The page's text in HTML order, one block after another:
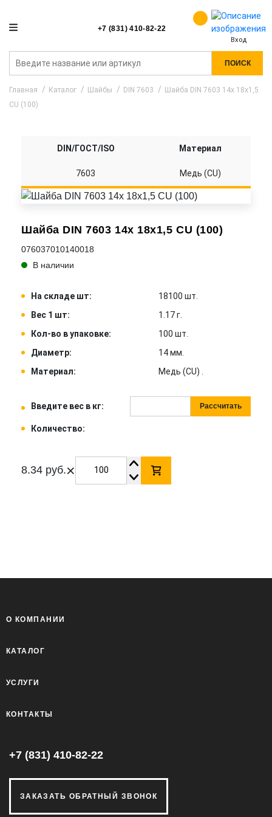
+7 (831) 410-82-22
Вход
ПОИСК
Главная Каталог Шайбы DIN 7603
Шайба DIN 7603 14x 18x1,5
CU (100)
Шайба DIN 7603 14x 18x1,5 CU (100)
076037010140018
В наличии
На складе шт:
18100 шт.
Вес 1 шт:
1.17 г.
Кол-во в упаковке:
100 шт.
Диаметр:
14 мм.
Материал:
Медь (CU) .
Введите вес в кг: Рассчитать
Количество:
8.34 руб.×
DIN/ГОСТ/ISO Материал
7603 Медь (CU)
О КОМПАНИИ
КАТАЛОГ
УСЛУГИ
КОНТАКТЫ
+7 (831) 410-82-22
ЗАКАЗАТЬ ОБРАТНЫЙ ЗВОНОК